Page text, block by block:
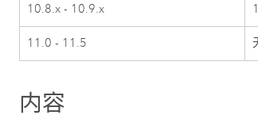
10.8.x - 10.9.x
11.0 - 11.5
内容